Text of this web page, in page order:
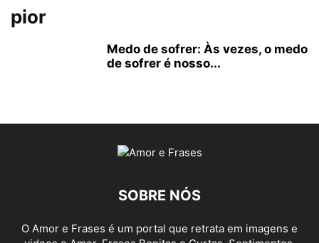
pior
Medo de sofrer: Às vezes, o medo
de sofrer é nosso...
SOBRE NÓS
O Amor e Frases é um portal que retrata em imagens e